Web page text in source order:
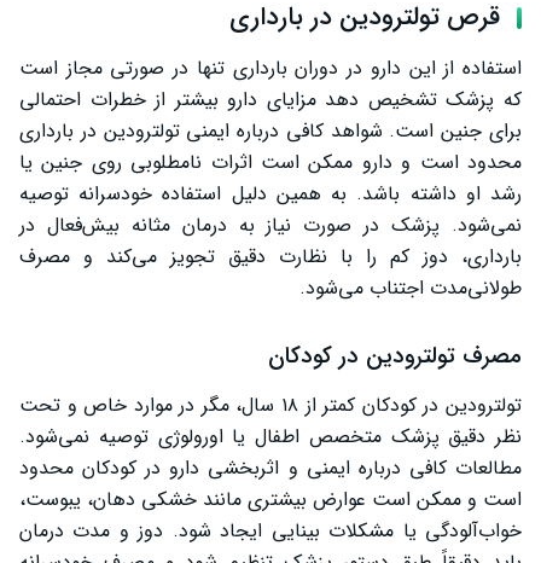
قرص تولترودین در بارداری
استفاده از این دارو در دوران بارداری تنها در صورتی مجاز است
که پزشک تشخیص دهد مزایای دارو بیشتر از خطرات احتمالی
برای جنین است. شواهد کافی درباره ایمنی تولترودین در بارداری
محدود است و دارو ممکن است اثرات نامطلوبی روی جنین یا
رشد او داشته باشد. به همین دلیل استفاده خودسرانه توصیه
نمی‌شود. پزشک در صورت نیاز به درمان مثانه بیش‌فعال در
بارداری، دوز کم را با نظارت دقیق تجویز می‌کند و مصرف
طولانی‌مدت اجتناب می‌شود.
مصرف تولترودین در کودکان
تولترودین در کودکان کمتر از ۱۸ سال، مگر در موارد خاص و تحت
نظر دقیق پزشک متخصص اطفال یا اورولوژی توصیه نمی‌شود.
مطالعات کافی درباره ایمنی و اثربخشی دارو در کودکان محدود
است و ممکن است عوارض بیشتری مانند خشکی دهان، یبوست،
خواب‌آلودگی یا مشکلات بینایی ایجاد شود. دوز و مدت درمان